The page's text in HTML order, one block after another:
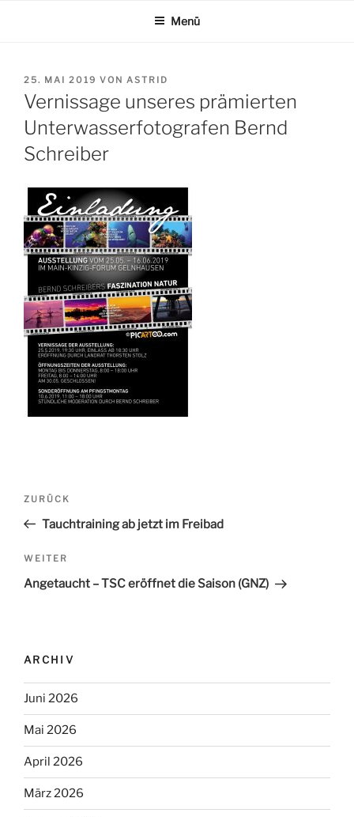
Menü
VERÖFFENTLICHT
AM
25. MAI 2019 VON ASTRID
Vernissage unseres prämierten
Unterwasserfotografen Bernd
Schreiber
Beitrags-
Vorheriger
Beitrag
ZURÜCK
Tauchtraining ab jetzt im Freibad
Nächster
Beitrag
WEITER
Angetaucht – TSC eröffnet die Saison (GNZ)
ARCHIV
Juni 2026
Mai 2026
April 2026
März 2026